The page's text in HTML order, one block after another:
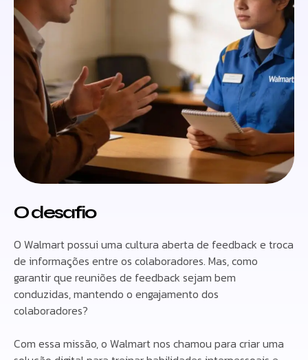
O desafio
O Walmart possui uma cultura aberta de feedback e troca
de informações entre os colaboradores. Mas, como
garantir que reuniões de feedback sejam bem
conduzidas, mantendo o engajamento dos
colaboradores?
Com essa missão, o Walmart nos chamou para criar uma